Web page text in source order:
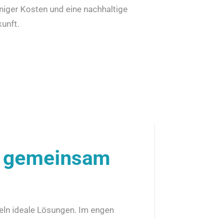
Kosten und eine nachhaltige
gemeinsam
ideale Lösungen. Im engen